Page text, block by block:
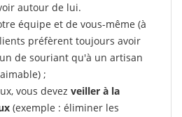
autour de lui.
équipe et de vous-même (à
préfèrent toujours avoir
de souriant qu'à un artisan
;
vous devez veiller à la
(exemple : éliminer les